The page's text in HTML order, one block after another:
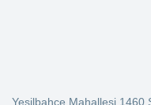
Yeşilbahçe Mahallesi 1460